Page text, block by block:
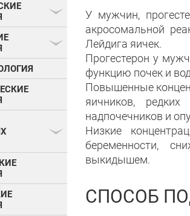
У мужчин,
акросомальной
Лейдига яичек.
Прогестерон у
функцию почек и
Повышенные
яичников,
надпочечников и
Низкие
беременности,
выкидышем.
СПОСОБ